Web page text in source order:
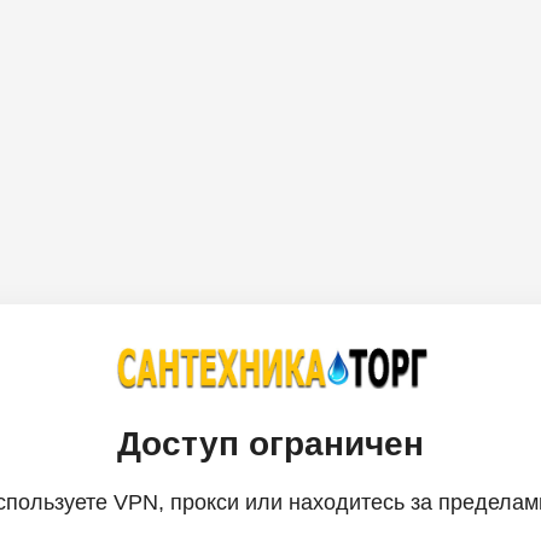
Доступ ограничен
VPN, прокси или находитесь за